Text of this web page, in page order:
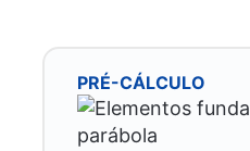
PRÉ-CÁLCULO